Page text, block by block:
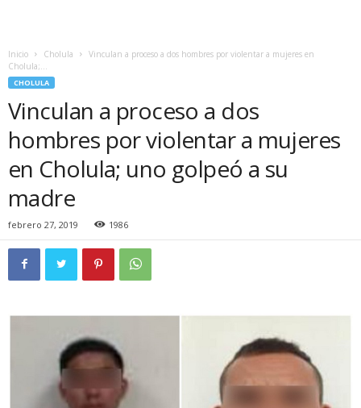
Inicio Cholula
Vinculan a proceso a dos hombres por violentar a mujeres en
Cholula;...
CHOLULA
Vinculan a proceso a dos
hombres por violentar a mujeres
en Cholula; uno golpeó a su
madre
febrero 27, 2019 1986